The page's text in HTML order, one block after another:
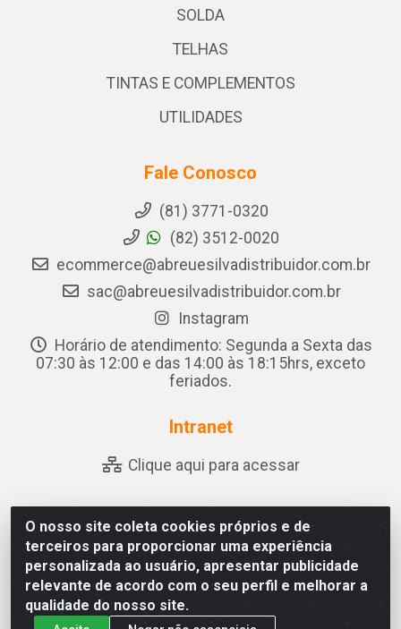
O nosso site coleta cookies próprios e de
terceiros para proporcionar uma experiência
personalizada ao usuário, apresentar publicidade
relevante de acordo com o seu perfil e melhorar a
qualidade do nosso site.
SOLDA
TELHAS
TINTAS E COMPLEMENTOS
UTILIDADES
Fale Conosco
(81) 3771-0320
(82) 3512-0020
ecommerce@abreuesilvadistribuidor.com.br
sac@abreuesilvadistribuidor.com.br
Instagram
Horário de atendimento: Segunda a Sexta das
07:30 às 12:00 e das 14:00 às 18:15hrs, exceto
feriados.
Intranet
Clique aqui para acessar
Abreu & Silva - Rua Padre Jose de Souza Leite, 265 -
Ariado, Olho D'Água das Flores/AL - CEP 57.442-000 -
CNPJ 04.790.656/0001-06